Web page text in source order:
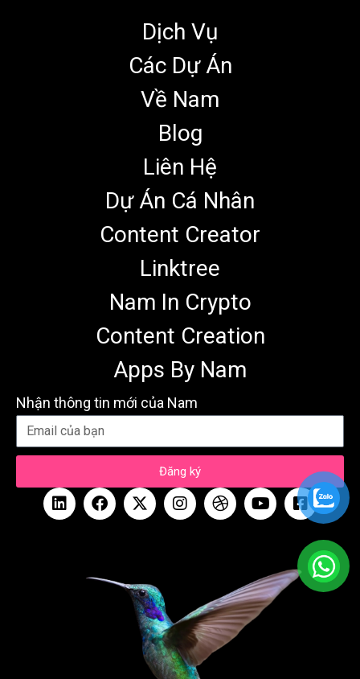
Dịch Vụ
Các Dự Án
Về Nam
Blog
Liên Hệ
Dự Án Cá Nhân
Content Creator
Linktree
Nam In Crypto
Content Creation
Apps By Nam
Nhận thông tin mới của Nam
Đăng ký